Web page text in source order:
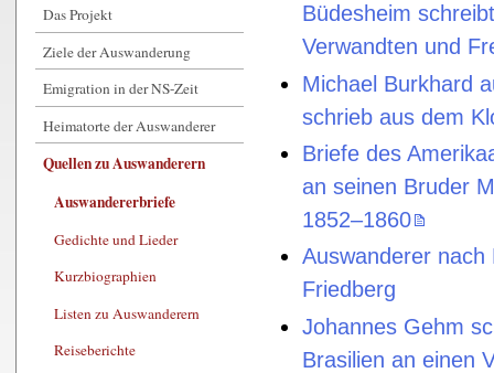
Das Projekt
Ziele der Auswanderung
Emigration in der NS-Zeit
Heimatorte der Auswanderer
Quellen zu Auswanderern
Auswandererbriefe
Gedichte und Lieder
Kurzbiographien
Listen zu Auswanderern
Reiseberichte
Büdesheim
Verwandten und
Michael Burkhard
schrieb aus dem
Briefe des
an seinen Bruder
1852–1860
Auswanderer
Friedberg
Johannes Gehm
Brasilien an einen